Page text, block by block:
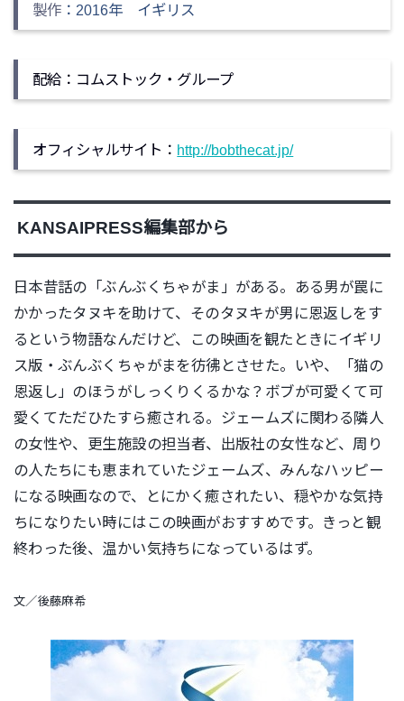
製作 ：2016年 イギリス
配給：コムストック・グループ
オフィシャルサイト： http://bobthecat.jp/
KANSAIPRESS編集部から
日本昔話の「ぶんぶくちゃがま」がある。ある男が罠に
かかったタヌキを助けて、そのタヌキが男に恩返しをす
るという物語なんだけど、この映画を観たときにイギリ
ス版・ぶんぶくちゃがまを彷彿とさせた。いや、「猫の
恩返し」のほうがしっくりくるかな？ボブが可愛くて可
愛くてただひたすら癒される。ジェームズに関わる隣人
の女性や、更生施設の担当者、出版社の女性など、周り
の人たちにも恵まれていたジェームズ、みんなハッピー
になる映画なので、とにかく癒されたい、穏やかな気持
ちになりたい時にはこの映画がおすすめです。きっと観
終わった後、温かい気持ちになっているはず。
文／後藤麻希